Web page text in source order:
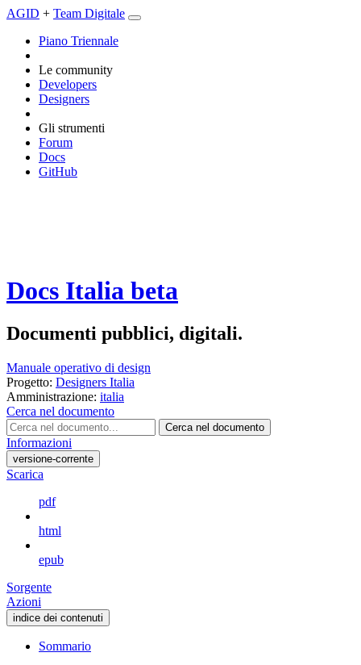
AGID + Team Digitale
Piano Triennale
Le community
Developers
Designers
Gli strumenti
Forum
Docs
GitHub
Docs Italia beta
Documenti pubblici, digitali.
Manuale operativo di design
Progetto: Designers Italia
Amministrazione: italia
Cerca nel documento
Cerca nel documento
Informazioni
versione-corrente
Scarica
pdf
html
epub
Sorgente
Azioni
indice dei contenuti
Sommario